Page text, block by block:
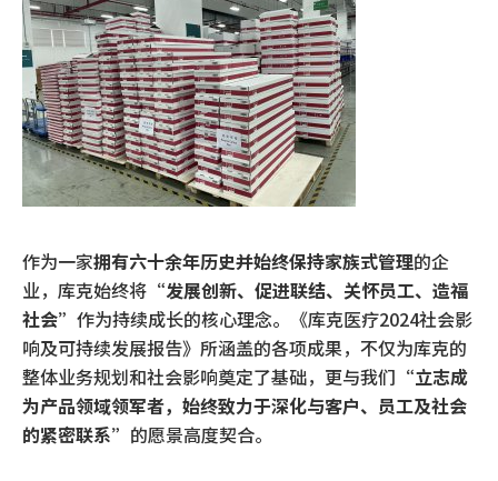
作为一家拥有六十余年历史并始终保持家族式管理的企
业，库克始终将 “发展创新、促进联结、关怀员工、造福
社会” 作为持续成长的核心理念。《库克医疗2024社会影
响及可持续发展报告》所涵盖的各项成果，不仅为库克的
整体业务规划和社会影响奠定了基础，更与我们 “立志成
为产品领域领军者，始终致力于深化与客户、员工及社会
的紧密联系” 的愿景高度契合。